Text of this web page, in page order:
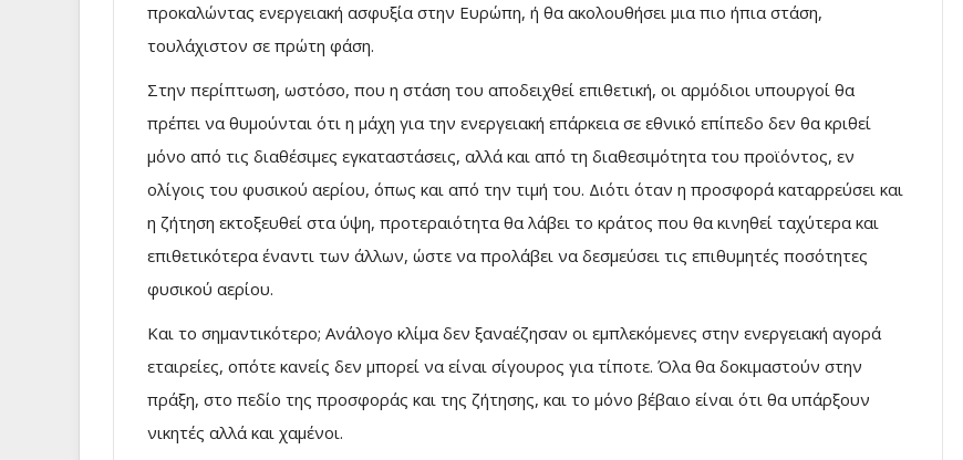
προκαλώντας ενεργειακή ασφυξία στην Ευρώπη, ή θα ακολουθήσει μια πιο ήπια στάση,
τουλάχιστον σε πρώτη φάση.
Στην περίπτωση, ωστόσο, που η στάση του αποδειχθεί επιθετική, οι αρμόδιοι υπουργοί θα
πρέπει να θυμούνται ότι η μάχη για την ενεργειακή επάρκεια σε εθνικό επίπεδο δεν θα κριθεί
μόνο από τις διαθέσιμες εγκαταστάσεις, αλλά και από τη διαθεσιμότητα του προϊόντος, εν
ολίγοις του φυσικού αερίου, όπως και από την τιμή του. Διότι όταν η προσφορά καταρρεύσει και
η ζήτηση εκτοξευθεί στα ύψη, προτεραιότητα θα λάβει το κράτος που θα κινηθεί ταχύτερα και
επιθετικότερα έναντι των άλλων, ώστε να προλάβει να δεσμεύσει τις επιθυμητές ποσότητες
φυσικού αερίου.
Και το σημαντικότερο; Ανάλογο κλίμα δεν ξαναέζησαν οι εμπλεκόμενες στην ενεργειακή αγορά
εταιρείες, οπότε κανείς δεν μπορεί να είναι σίγουρος για τίποτε. Όλα θα δοκιμαστούν στην
πράξη, στο πεδίο της προσφοράς και της ζήτησης, και το μόνο βέβαιο είναι ότι θα υπάρξουν
νικητές αλλά και χαμένοι.